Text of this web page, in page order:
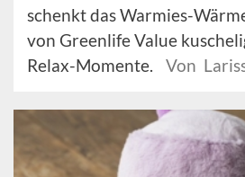
schenkt das Warmies-
von Greenlife Value
Relax-Momente.
Von